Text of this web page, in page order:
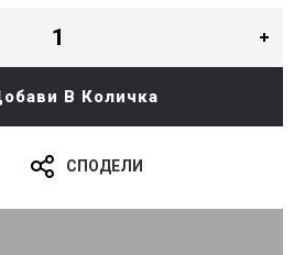
В Количка
СПОДЕЛИ